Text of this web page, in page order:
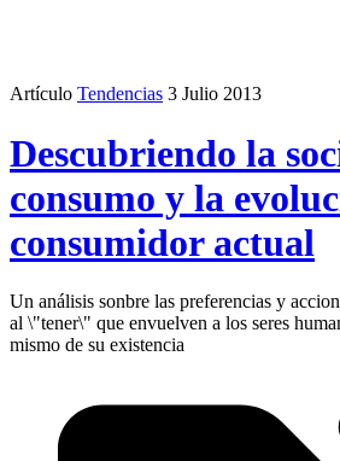
Artículo Tendencias 3 Julio 2013
Descubriendo la
consumo y la
consumidor actual
Un análisis sonbre las preferencias y
al \"tener\" que envuelven a los seres
mismo de su existencia